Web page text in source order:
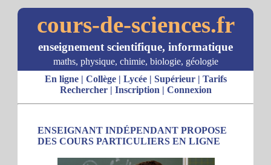
cours-de-sciences.fr
enseignement scientifique, informatique
maths, physique, chimie, biologie, géologie
En ligne| Collège| Lycée| Supérieur| Tarifs
Rechercher| Inscription | Connexion
ENSEIGNANT INDÉPENDANT PROPOSE
DES COURS PARTICULIERS EN LIGNE